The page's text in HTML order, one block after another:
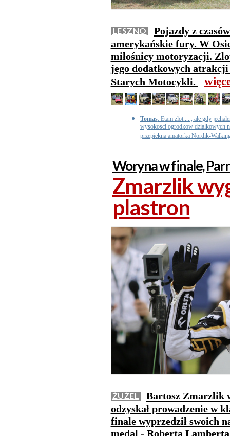
LESZNO
Pojazdy z
amerykańskie fury. W
miłośnicy motoryzacji.
jego dodatkowych
Starych Motocykli.
Tomas: Etam zlot....., ale gdy
wysokosci ogrodkow dzialkowych
przepiekna amatorka Nordik-
Woryna w finale,
Zmarzlik
plastron
ŻUŻEL
Bartosz Zmarzlik
odzyskał prowadzenie w
finale wyprzedził swoich
medal - Roberta